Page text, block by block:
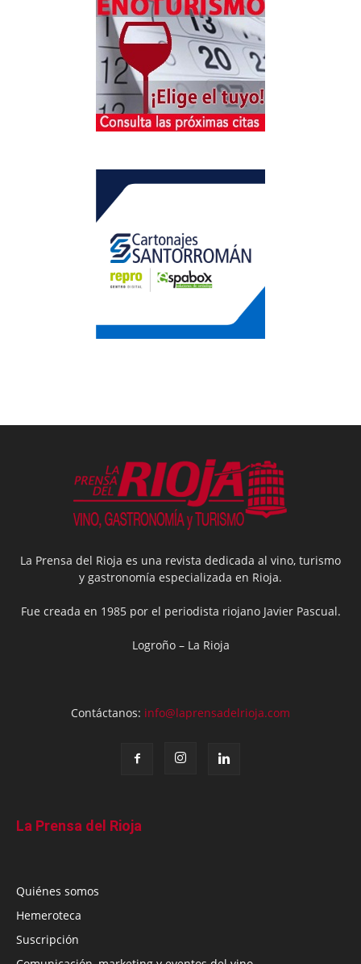
La Prensa del Rioja es una revista dedicada al vino, turismo
y gastronomía especializada en Rioja.
Fue creada en 1985 por el periodista riojano Javier Pascual.
Logroño – La Rioja
Contáctanos: info@laprensadelrioja.com
La Prensa del Rioja
Quiénes somos
Hemeroteca
Suscripción